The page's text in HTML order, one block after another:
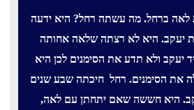
לאה ברחל. מה עשתה רחל? היא ידעה
יעקב. היא לא רצתה שלאה אחותה
יעקב ולא תדע את הסימנים לכן היא
את הסימנים. רחל חיכתה שבע שנים
היא חששה שאם יתחתן עם לאה,